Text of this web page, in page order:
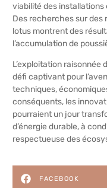
viabilité des installations
Des recherches sur des
lotus montrent des
l’accumulation de
L’exploitation raisonnée
défi captivant pour
techniques,
conséquents, les
pourraient un jour
d’énergie durable, à
respectueuse des
FACEBOOK